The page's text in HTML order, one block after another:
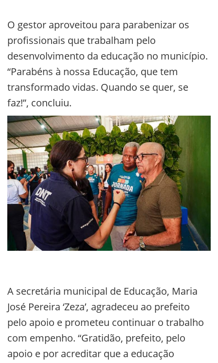
O gestor aproveitou para parabenizar os
profissionais que trabalham pelo
desenvolvimento da educação no município.
“Parabéns à nossa Educação, que tem
transformado vidas. Quando se quer, se
faz!”, concluiu.
A secretária municipal de Educação, Maria
José Pereira ‘Zeza’, agradeceu ao prefeito
pelo apoio e prometeu continuar o trabalho
com empenho. “Gratidão, prefeito, pelo
apoio e por acreditar que a educação